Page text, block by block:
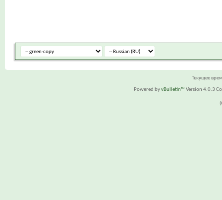
Текущее
Powered byvBulletin™ Version 4.0.3